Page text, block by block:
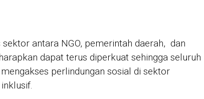
antara NGO, pemerintah daerah, dan
dapat terus diperkuat sehingga seluruh
perlindungan sosial di sektor